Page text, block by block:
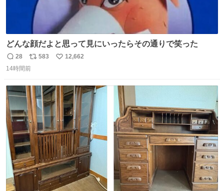
どんな顔だよと思って見にいったらその通りで笑った
返
信
28
リ
ポ
ト
数
583
い
数
12,662
14時間前